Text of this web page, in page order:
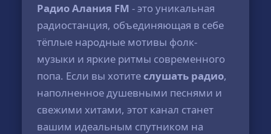
Радио Алания FM - это уникальная
радиостанция, объединяющая в себе
тёплые народные мотивы фолк-
музыки и яркие ритмы современного
попа. Если вы хотите слушать радио,
наполненное душевными песнями и
свежими хитами, этот канал станет
вашим идеальным спутником на